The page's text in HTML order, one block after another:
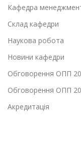
Кафедра
Склад кафедри
Наукова робота
Новини кафедри
Обговорення ОПП
Обговорення ОПП
Акредитація